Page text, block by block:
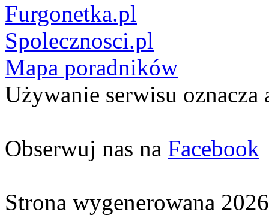
Furgonetka.pl
Spolecznosci.pl
Mapa poradników
Używanie serwisu oznacza
Obserwuj nas na Facebook
Strona wygenerowana